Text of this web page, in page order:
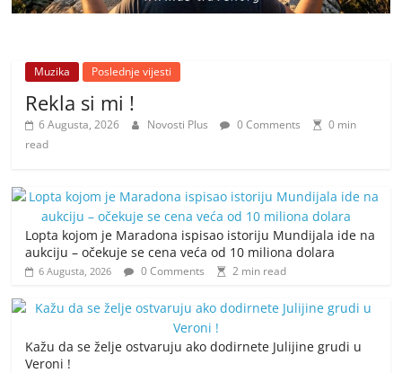
Muzika Poslednje vijesti
Rekla si mi !
6 Augusta, 2026 Novosti Plus 0 Comments
0 min
read
Lopta kojom je Maradona ispisao istoriju Mundijala ide na
aukciju – očekuje se cena veća od 10 miliona dolara
6 Augusta, 2026 0 Comments 2 min read
Kažu da se želje ostvaruju ako dodirnete Julijine grudi u
Veroni !